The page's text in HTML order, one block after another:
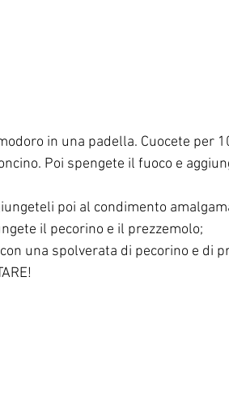
in una padella. Cuocete per
Poi spengete il fuoco e
poi al condimento
il pecorino e il prezzemolo;
una spolverata di pecorino e di